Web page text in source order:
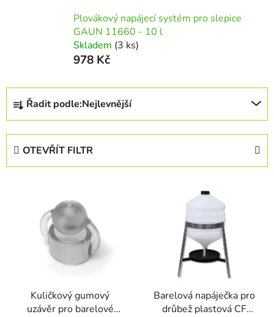
Plovákový napájecí systém pro slepice
GAUN 11660 - 10 l
Skladem (3 ks)
978 Kč
Ř
z
Řadit podle:Nejlevnější
OTEVŘÍT FILTR
Kuličkový gumový
uzávěr pro barelové
Barelová napáječka pro
drůbež plastová CF